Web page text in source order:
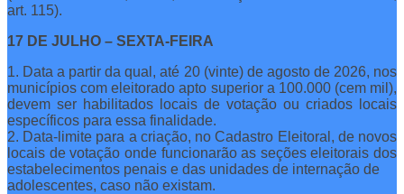
art. 115).
17 DE JULHO – SEXTA-FEIRA
1. Data a partir da qual, até 20 (vinte) de agosto de 2026, nos
municípios com eleitorado apto superior a 100.000 (cem mil),
devem ser habilitados locais de votação ou criados locais
específicos para essa finalidade.
2. Data-limite para a criação, no Cadastro Eleitoral, de novos
locais de votação onde funcionarão as seções eleitorais dos
estabelecimentos penais e das unidades de internação de
adolescentes, caso não existam.